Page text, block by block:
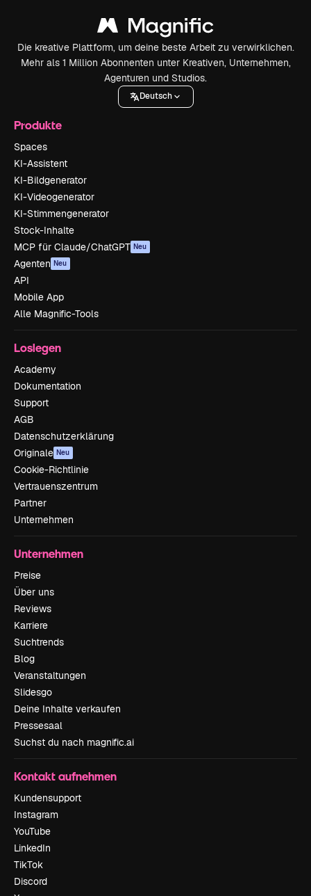
Die kreative Plattform, um deine beste Arbeit zu verwirklichen.
Mehr als 1 Million Abonnenten unter Kreativen, Unternehmen,
Agenturen und Studios.
Deutsch
Produkte
Spaces
KI-Assistent
KI-Bildgenerator
KI-Videogenerator
KI-Stimmengenerator
Stock-Inhalte
MCP für Claude/ChatGPT Neu
Agenten Neu
API
Mobile App
Alle Magnific-Tools
Loslegen
Academy
Dokumentation
Support
AGB
Datenschutzerklärung
Originale Neu
Cookie-Richtlinie
Vertrauenszentrum
Partner
Unternehmen
Unternehmen
Preise
Über uns
Reviews
Karriere
Suchtrends
Blog
Veranstaltungen
Slidesgo
Deine Inhalte verkaufen
Pressesaal
Suchst du nach magnific.ai
Kontakt aufnehmen
Kundensupport
Instagram
YouTube
LinkedIn
TikTok
Discord